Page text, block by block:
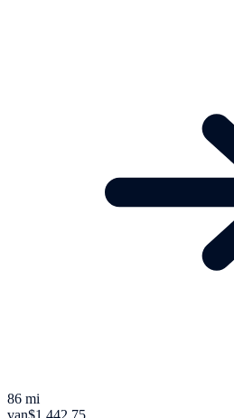
86 mi
van$1.442,75